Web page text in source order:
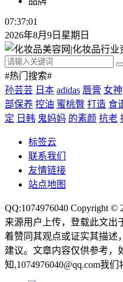
07:37:02
2026年8月9日星期日
#热门搜索#
孙芸芸 日本 adidas 唇膏 女神
部保养 控油 蜜桃臀 打造 食
定 日韩 鬼妈妈 的素颜 抗老
标签云
联系我们
友情链接
站点地图
QQ:1074976040 Copyright ©
来源用户上传，登载此文出
着赞同其观点或证实其描述
建议。文章内容仅供参考，
知,1074976040@qq.com我们